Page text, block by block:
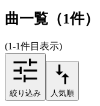
曲一覧（1件）
(1-1件目表示)
絞り込み 人気順